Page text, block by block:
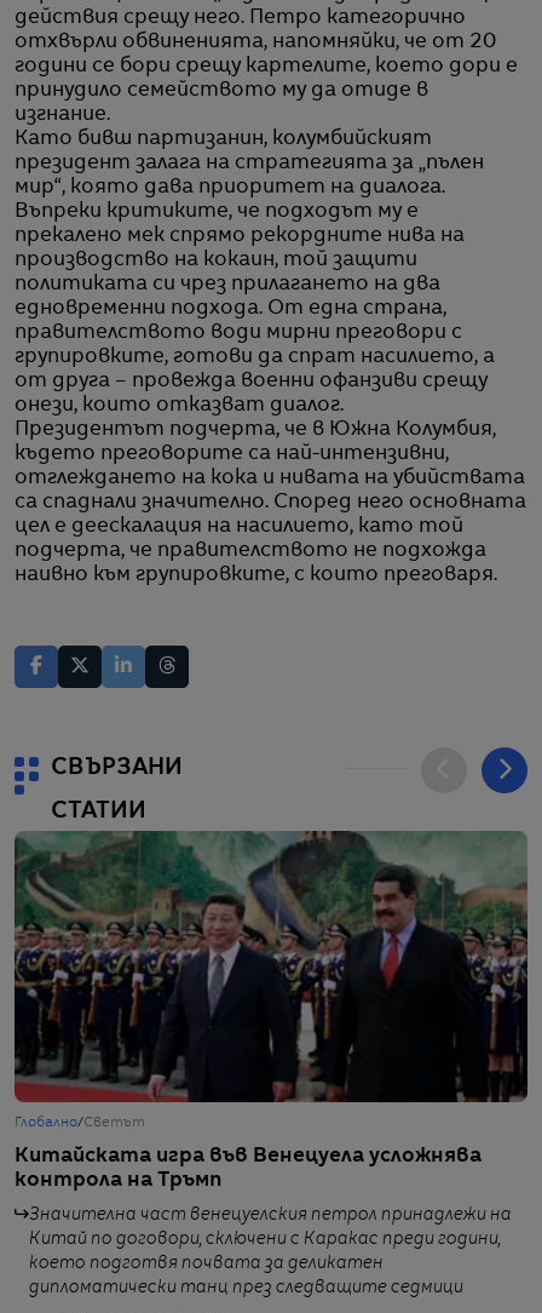
действия срещу него. Петро категорично
отхвърли обвиненията, напомняйки, че от 20
години се бори срещу картелите, което дори е
принудило семейството му да отиде в
изгнание.
Като бивш партизанин, колумбийският
президент залага на стратегията за „пълен
мир“, която дава приоритет на диалога.
Въпреки критиките, че подходът му е
прекалено мек спрямо рекордните нива на
производство на кокаин, той защити
политиката си чрез прилагането на два
едновременни подхода. От една страна,
правителството води мирни преговори с
групировките, готови да спрат насилието, а
от друга – провежда военни офанзиви срещу
онези, които отказват диалог.
Президентът подчерта, че в Южна Колумбия,
където преговорите са най-интензивни,
отглеждането на кока и нивата на убийствата
са спаднали значително. Според него основната
цел е деескалация на насилието, като той
подчерта, че правителството не подхожда
наивно към групировките, с които преговаря.
СВЪРЗАНИ
СТАТИИ
Глобално/Светът
Китайската игра във Венецуела усложнява
контрола на Тръмп
Значителна част венецуелския петрол принадлежи на
Китай по договори, сключени с Каракас преди години,
което подготвя почвата за деликатен
дипломатически танц през следващите седмици